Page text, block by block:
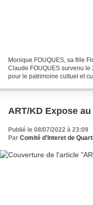
Monique FOUQUES, sa fille
Claude FOUQUES survenu
pour le patrimoine cultuel et
ART/KD Expose
Publié le 08/07/2022 à 23:09
Par Comité d'Interet de